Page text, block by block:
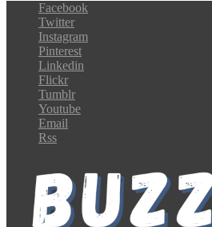
Facebook
Twitter
Instagram
Pinterest
Linkedin
Flickr
Tumblr
Youtube
Email
Rss